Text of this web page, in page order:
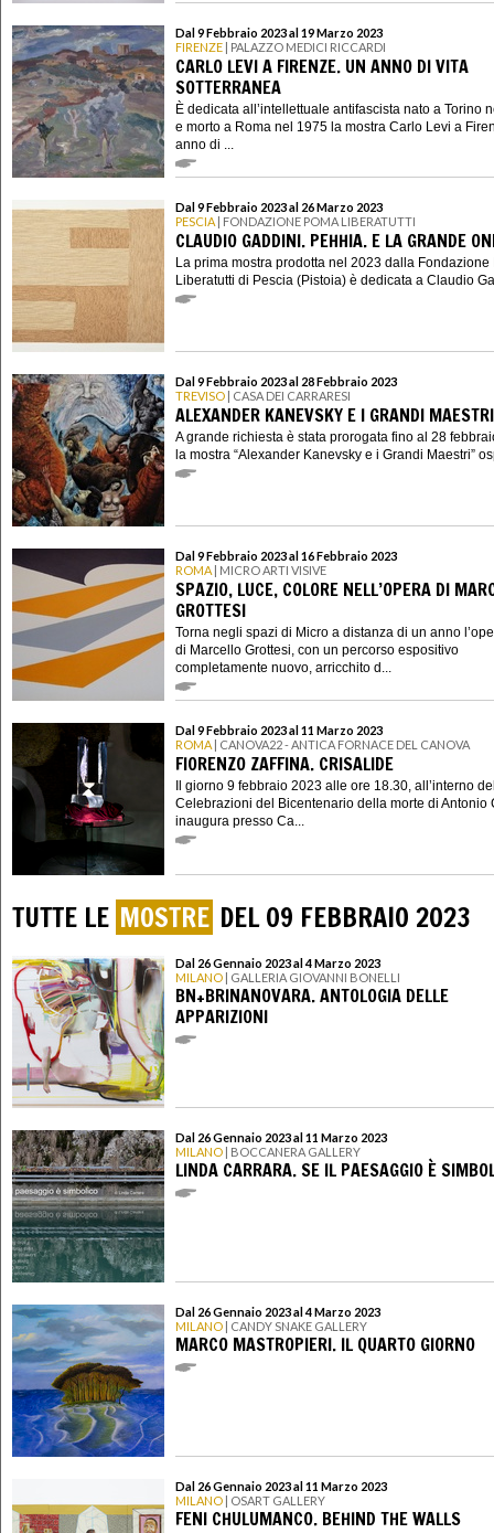
Dal 9 Febbraio 2023 al 19 Marzo 2023
FIRENZE | PALAZZO MEDICI RICCARDI
CARLO LEVI A FIRENZE. UN ANNO DI VITA
SOTTERRANEA
È dedicata all’intellettuale antifascista nato a Torino
e morto a Roma nel 1975 la mostra Carlo Levi a
anno di ...
Dal 9 Febbraio 2023 al 26 Marzo 2023
PESCIA | FONDAZIONE POMA LIBERATUTTI
CLAUDIO GADDINI. PEHHIA. E LA GRANDE
La prima mostra prodotta nel 2023 dalla Fondazione
Liberatutti di Pescia (Pistoia) è dedicata a Claudio
Dal 9 Febbraio 2023 al 28 Febbraio 2023
TREVISO | CASA DEI CARRARESI
ALEXANDER KANEVSKY E I GRANDI MAESTRI
A grande richiesta è stata prorogata fino al 28
la mostra “Alexander Kanevsky e i Grandi Maestri”
Dal 9 Febbraio 2023 al 16 Febbraio 2023
ROMA | MICRO ARTI VISIVE
SPAZIO, LUCE, COLORE NELL’OPERA DI
GROTTESI
Torna negli spazi di Micro a distanza di un anno
di Marcello Grottesi, con un percorso espositivo
completamente nuovo, arricchito d...
Dal 9 Febbraio 2023 al 11 Marzo 2023
ROMA | CANOVA22 - ANTICA FORNACE DEL CANOVA
FIORENZO ZAFFINA. CRISALIDE
Il giorno 9 febbraio 2023 alle ore 18.30, all’interno
Celebrazioni del Bicentenario della morte di Antonio
inaugura presso Ca...
TUTTE LE MOSTRE DEL 09 FEBBRAIO 2023
Dal 26 Gennaio 2023 al 4 Marzo 2023
MILANO | GALLERIA GIOVANNI BONELLI
BN+BRINANOVARA. ANTOLOGIA DELLE
APPARIZIONI
Dal 26 Gennaio 2023 al 11 Marzo 2023
MILANO | BOCCANERA GALLERY
LINDA CARRARA. SE IL PAESAGGIO È
Dal 26 Gennaio 2023 al 4 Marzo 2023
MILANO | CANDY SNAKE GALLERY
MARCO MASTROPIERI. IL QUARTO GIORNO
Dal 26 Gennaio 2023 al 11 Marzo 2023
MILANO | OSART GALLERY
FENI CHULUMANCO. BEHIND THE WALLS